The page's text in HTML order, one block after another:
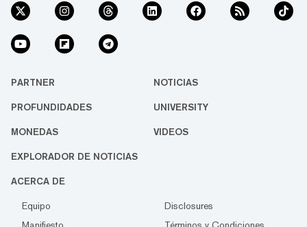
PARTNER NOTICIAS
PROFUNDIDADES UNIVERSITY
MONEDAS VIDEOS
EXPLORADOR DE NOTICIAS
ACERCA DE
Equipo
Disclosures
Manifiesto
Términos y Condiciones